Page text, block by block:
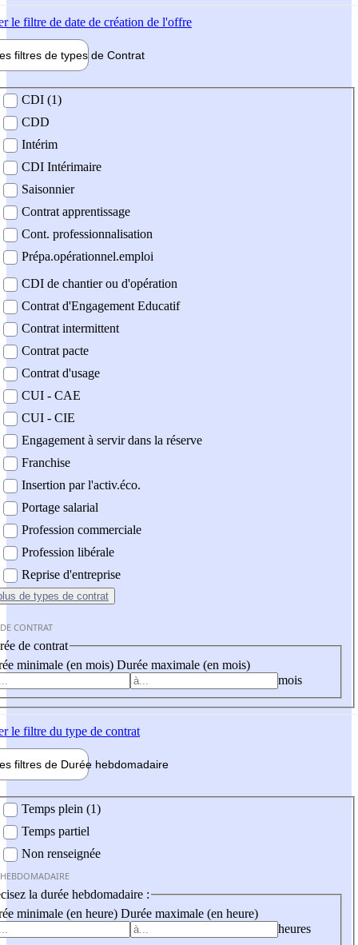
le filtre de date de création de l'offre
filtres de types de Contrat
contrat
CDI (1)
CDD
Intérim
CDI Intérimaire
Saisonnier
Contrat apprentissage
Cont. professionnalisation
Prépa.opérationnel.emploi
CDI de chantier ou d'opération
Contrat d'Engagement Educatif
Contrat intermittent
Contrat pacte
Contrat d'usage
CUI - CAE
CUI - CIE
Engagement à servir dans la réserve
Franchise
Insertion par l'activ.éco.
Portage salarial
Profession commerciale
Profession libérale
Reprise d'entreprise
de types de contrat
CONTRAT
de contrat
minimale (en mois) Durée maximale (en mois)
mois
le filtre du type de contrat
filtres de Durée hebdomadaire
Temps plein (1)
Temps partiel
Non renseignée
la durée hebdomadaire :
minimale (en heure) Durée maximale (en heure)
heures